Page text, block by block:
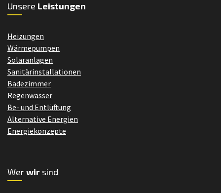
Unsere Leistungen
Heizungen
Wärmepumpen
Solaranlagen
Sanitärinstallationen
Badezimmer
Regenwasser
Be- und Entlüftung
Alternative Energien
Energiekonzepte
Werwir sind